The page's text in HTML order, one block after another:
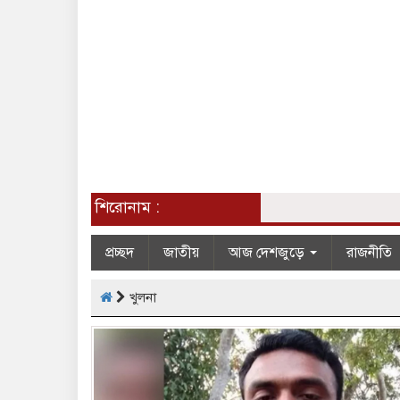
শিরোনাম :
প্রচ্ছদ জাতীয় আজ দেশজুড়ে রাজনীতি
খুলনা